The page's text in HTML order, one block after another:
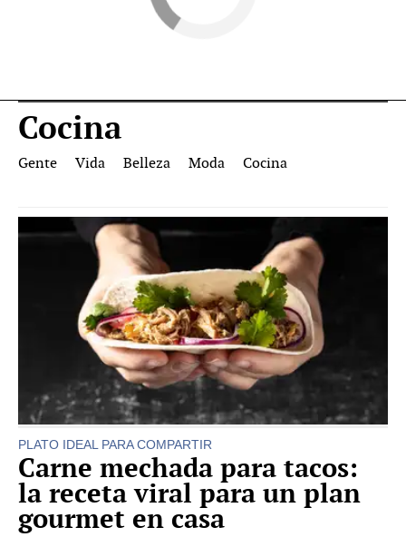
Cocina
Gente Vida Belleza Moda Cocina
PLATO IDEAL PARA COMPARTIR
Carne mechada para tacos:
la receta viral para un plan
gourmet en casa